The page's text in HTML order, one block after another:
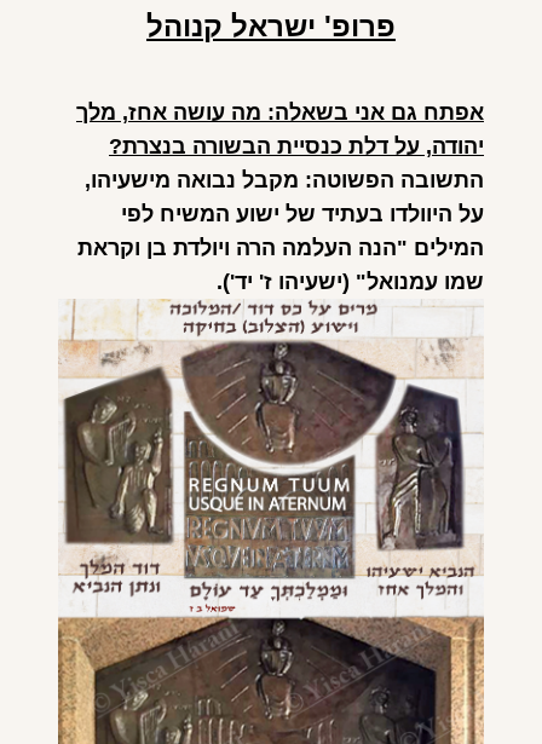
פרופ' ישראל קנוהל
אפתח גם אני בשאלה: מה עושה אחז, מלך
יהודה, על דלת כנסיית הבשורה בנצרת?
התשובה הפשוטה: מקבל נבואה מישעיהו,
על היוולדו בעתיד של ישוע המשיח לפי
המילים "הנה העלמה הרה ויולדת בן וקראת
שמו עמנואל" (ישעיהו ז' יד').